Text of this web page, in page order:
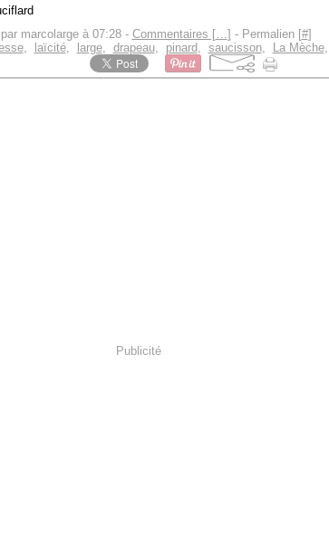
marcolarge à 07:28 - Commentaires […] - Permalien [#]
, laïcité, large, drapeau, pinard, saucisson, La Mèche,
Publicité